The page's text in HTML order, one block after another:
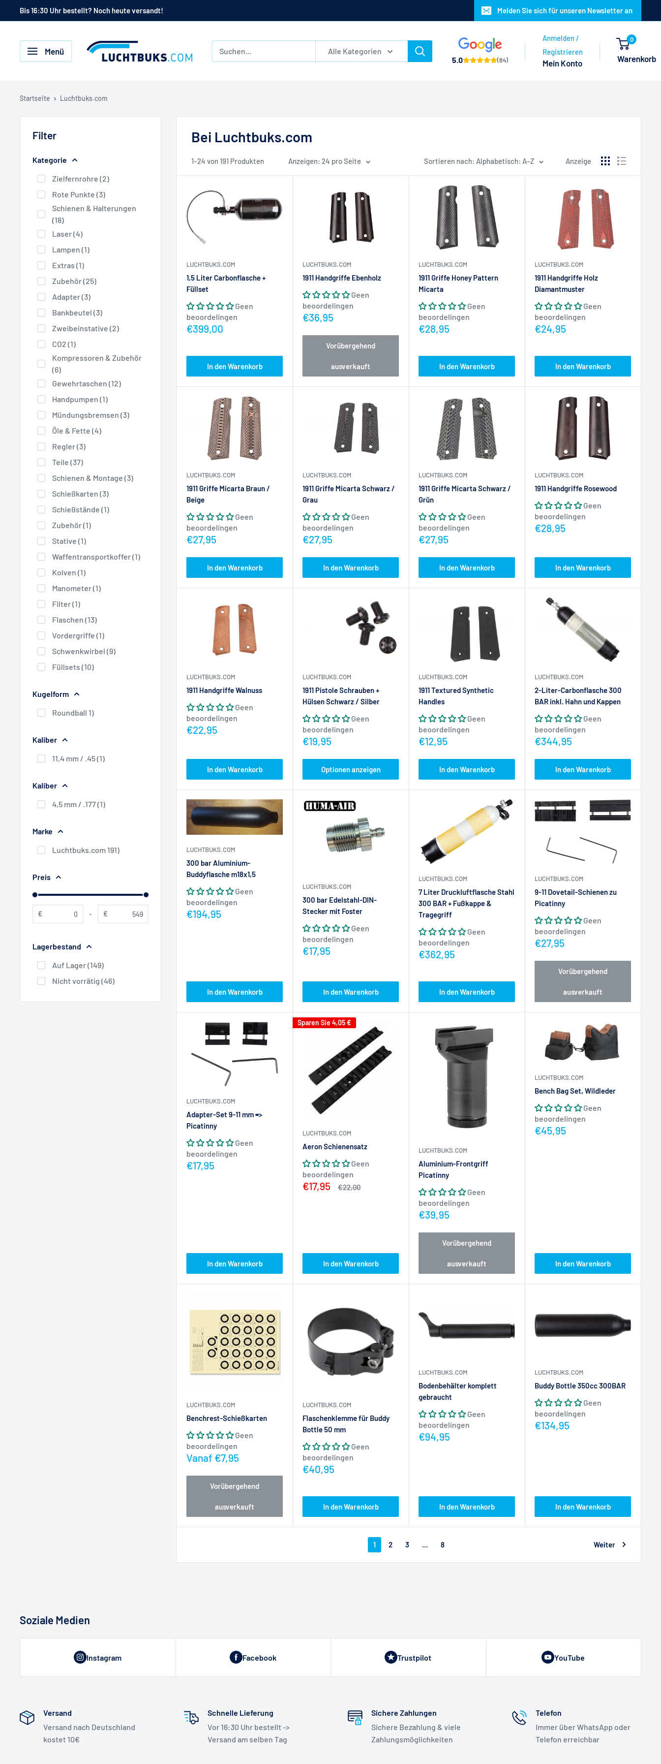
Inhalt
Bis 16:30 Uhr bestellt? Noch heute versandt! Melden Sie sich für unseren Newsletter an
Menü Luchtbuks.com
Alle Kategorien
5.0
(84)
Anmelden /
Registrieren
Mein Konto
0
Warenkorb
Startseite Luchtbuks.com
Filter
Kategorie
Zielfernrohre (2)
Rote Punkte (3)
Schienen & Halterungen
(18)
Laser (4)
Lampen (1)
Extras (1)
Zubehör (25)
Adapter (3)
Bankbeutel (3)
Zweibeinstative (2)
CO2 (1)
Kompressoren & Zubehör
(6)
Gewehrtaschen (12)
Handpumpen (1)
Mündungsbremsen (3)
Öle & Fette (4)
Regler (3)
Teile (37)
Schienen & Montage (3)
Schießkarten (3)
Schießstände (1)
Zubehör (1)
Stative (1)
Waffentransportkoffer (1)
Kolven (1)
Manometer (1)
Filter (1)
Flaschen (13)
Vordergriffe (1)
Schwenkwirbel (9)
Füllsets (10)
Kugelform
Roundball 1)
Kaliber
11,4 mm / .45 (1)
Kaliber
4,5 mm / .177 (1)
Marke
Luchtbuks.com 191)
Preis
€ - €
Lagerbestand
Auf Lager (149)
Nicht vorrätig (46)
Bei Luchtbuks.com
1–24 von 191 Produkten Anzeigen: 24 pro Seite Sortieren nach: Alphabetisch: A–Z Anzeige
LUCHTBUKS.COM
1,5 Liter Carbonflasche +
Füllset
Geen
beoordelingen
Actieprijs
€399,00
In den Warenkorb
LUCHTBUKS.COM
1911 Handgriffe Ebenholz
Geen
beoordelingen
Actieprijs
€36,95
Vorübergehend
ausverkauft
LUCHTBUKS.COM
1911 Griffe Honey Pattern
Micarta
Geen
beoordelingen
Actieprijs
€28,95
In den Warenkorb
LUCHTBUKS.COM
1911 Handgriffe Holz
Diamantmuster
Geen
beoordelingen
Actieprijs
€24,95
In den Warenkorb
LUCHTBUKS.COM
1911 Griffe Micarta Braun /
Beige
Geen
beoordelingen
Actieprijs
€27,95
In den Warenkorb
LUCHTBUKS.COM
1911 Griffe Micarta Schwarz /
Grau
Geen
beoordelingen
Actieprijs
€27,95
In den Warenkorb
LUCHTBUKS.COM
1911 Griffe Micarta Schwarz /
Grün
Geen
beoordelingen
Actieprijs
€27,95
In den Warenkorb
LUCHTBUKS.COM
1911 Handgriffe Rosewood
Geen
beoordelingen
Actieprijs
€28,95
In den Warenkorb
LUCHTBUKS.COM
1911 Handgriffe Walnuss
Geen
beoordelingen
Actieprijs
€22,95
In den Warenkorb
LUCHTBUKS.COM
1911 Pistole Schrauben +
Hülsen Schwarz / Silber
Geen
beoordelingen
Actieprijs
€19,95
Optionen anzeigen
LUCHTBUKS.COM
1911 Textured Synthetic
Handles
Geen
beoordelingen
Actieprijs
€12,95
In den Warenkorb
LUCHTBUKS.COM
2-Liter-Carbonflasche 300
BAR inkl. Hahn und Kappen
Geen
beoordelingen
Actieprijs
€344,95
In den Warenkorb
LUCHTBUKS.COM
300 bar Aluminium-
Buddyflasche m18x1,5
Geen
beoordelingen
Actieprijs
€194,95
In den Warenkorb
LUCHTBUKS.COM
300 bar Edelstahl-DIN-
Stecker mit Foster
Geen
beoordelingen
Actieprijs
€17,95
In den Warenkorb
LUCHTBUKS.COM
7 Liter Druckluftflasche Stahl
300 BAR + Fußkappe &
Tragegriff
Geen
beoordelingen
Actieprijs
€362,95
In den Warenkorb
LUCHTBUKS.COM
9-11 Dovetail-Schienen zu
Picatinny
Geen
beoordelingen
Actieprijs
€27,95
Vorübergehend
ausverkauft
LUCHTBUKS.COM
Adapter-Set 9-11 mm =>
Picatinny
Geen
beoordelingen
Actieprijs
€17,95
In den Warenkorb
Sparen Sie 4,05 €
LUCHTBUKS.COM
Aeron Schienensatz
Geen
beoordelingen
Actieprijs
€17,95
Normale
€22,00
In den Warenkorb
LUCHTBUKS.COM
Aluminium-Frontgriff
Picatinny
Geen
beoordelingen
Actieprijs
€39,95
Vorübergehend
ausverkauft
LUCHTBUKS.COM
Bench Bag Set, Wildleder
Geen
beoordelingen
Actieprijs
€45,95
In den Warenkorb
LUCHTBUKS.COM
Benchrest-Schießkarten
Geen
beoordelingen
Actieprijs
Vanaf €7,95
Vorübergehend
ausverkauft
LUCHTBUKS.COM
Flaschenklemme für Buddy
Bottle 50 mm
Geen
beoordelingen
Actieprijs
€40,95
In den Warenkorb
LUCHTBUKS.COM
Bodenbehälter komplett
gebraucht
Geen
beoordelingen
Actieprijs
€94,95
In den Warenkorb
LUCHTBUKS.COM
Buddy Bottle 350cc 300BAR
Geen
beoordelingen
Actieprijs
€134,95
In den Warenkorb
1 2 3 … 8 Weiter
Soziale Medien
Instagram Facebook Trustpilot YouTube
Versand
Versand nach Deutschland
kostet 10€
Schnelle Lieferung
Vor 16:30 Uhr bestellt ->
Versand am selben Tag
Sichere Zahlungen
Sichere Bezahlung & viele
Zahlungsmöglichkeiten
Telefon
Immer über WhatsApp oder
Telefon erreichbar